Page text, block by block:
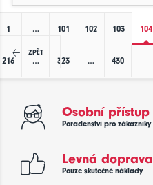
ZPĚT
1 … 101 102 103 104
216 … 323 … 430
Osobní přístup
Poradenství pro zákazníky
Levná doprava
Pouze skutečné náklady